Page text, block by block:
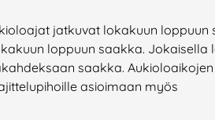
jatkuvat lokakuun loppuun
loppuun saakka. Jokaisella
saakka.
asioimaan myös